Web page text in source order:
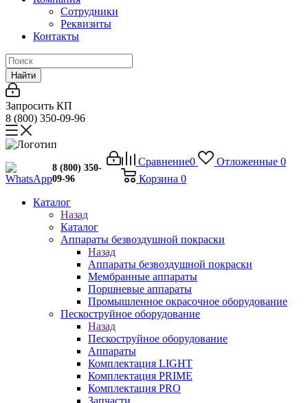
Сотрудники
Реквизиты
Контакты
Найти
Запросить КП
8 (800) 350-09-96
Сравнение0 Отложенные 0
Корзина 0
8 (800) 350-
09-96
Каталог
Назад
Каталог
Аппараты безвоздушной покраски
Назад
Аппараты безвоздушной покраски
Мембранные аппараты
Поршневые аппараты
Промышленное окрасочное оборудование
Пескоструйное оборудование
Назад
Пескоструйное оборудование
Аппараты
Комплектация LIGHT
Комплектация PRIME
Комплектация PRO
Запчасти